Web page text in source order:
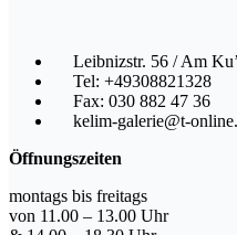
Leibnizstr. 56 / Am
Tel: +49308821328
Fax: 030 882 47 36
kelim-galerie@t-
Öffnungszeiten
montags bis freitags
von 11.00 – 13.00 Uhr